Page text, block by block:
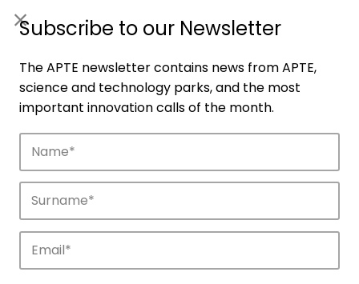
Companies
Discover the companies that drive
Subscribe to our Newsletter
The APTE newsletter contains news from APTE,
science and technology parks, and the most
important innovation calls of the month.